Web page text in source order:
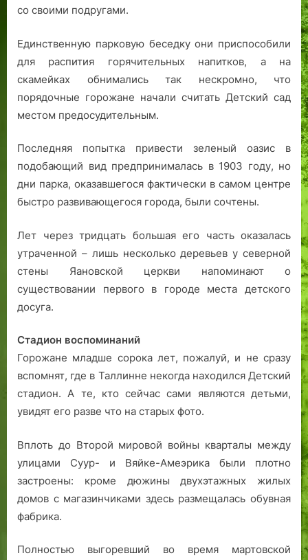
со своими подругами.
Единственную парковую беседку они приспособили
для распития горячительных напитков, а на
скамейках обнимались так нескромно, что
порядочные горожане начали считать Детский сад
местом предосудительным.
Последняя попытка привести зеленый оазис в
подобающий вид предпринималась в 1903 году, но
дни парка, оказавшегося фактически в самом центре
быстро развивающегося города, были сочтены.
Лет через тридцать большая его часть оказалась
утраченной – лишь несколько деревьев у северной
стены Яановской церкви напоминают о
существовании первого в городе места детского
досуга.
Стадион воспоминаний
Горожане младше сорока лет, пожалуй, и не сразу
вспомнят, где в Таллинне некогда находился Детский
стадион. А те, кто сейчас сами являются детьми,
увидят его разве что на старых фото.
Вплоть до Второй мировой войны кварталы между
улицами Суур- и Вяйке-Амеэрика были плотно
застроены: кроме дюжины двухэтажных жилых
домов с магазинчиками здесь размещалась обувная
фабрика.
Полностью выгоревший во время мартовской